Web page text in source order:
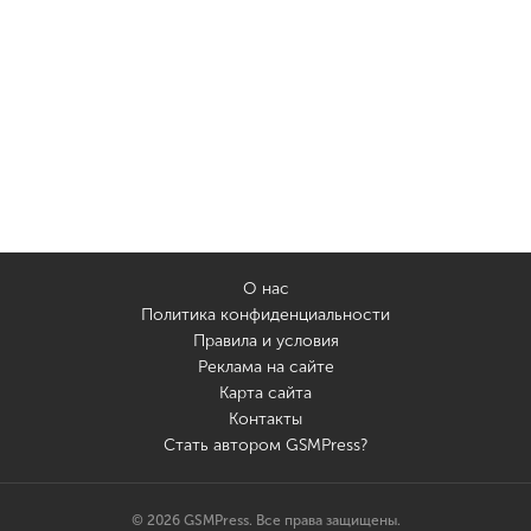
О нас
Политика конфиденциальности
Правила и условия
Реклама на сайте
Карта сайта
Контакты
Стать автором GSMPress?
© 2026 GSMPress. Все права защищены.